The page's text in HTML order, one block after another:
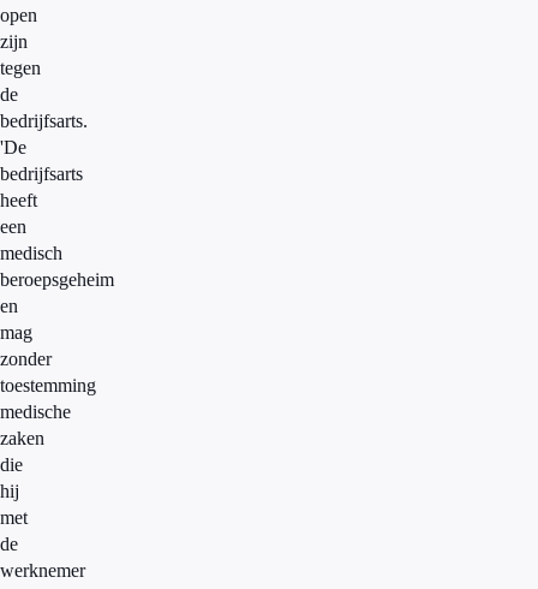
open
zijn
tegen
de
bedrijfsarts.
'De
bedrijfsarts
heeft
een
medisch
beroepsgeheim
en
mag
zonder
toestemming
medische
zaken
die
hij
met
de
werknemer